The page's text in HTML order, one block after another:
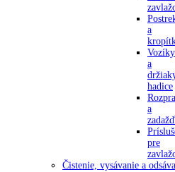
a
Vozíky
a
hadice
a
pre
Čistenie, vysávanie a